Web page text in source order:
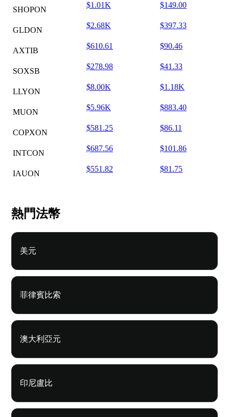
SHOPON
$1.01K $149.00
GLDON
$2.68K $397.33
AXTIB
$610.61 $90.46
SOXSB
$278.98 $41.33
LLYON
$8.00K $1.18K
MUON
$5.96K $883.40
COPXON
$581.25 $86.11
INTCON
$687.56 $101.86
IAUON
$551.82 $81.75
熱門法幣
美元
菲律賓比索
澳大利亞元
印尼盧比